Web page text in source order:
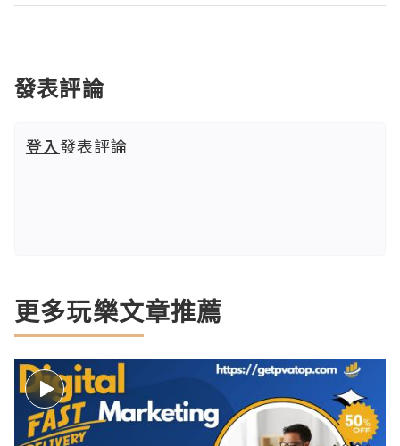
發表評論
登入發表評論
更多玩樂文章推薦